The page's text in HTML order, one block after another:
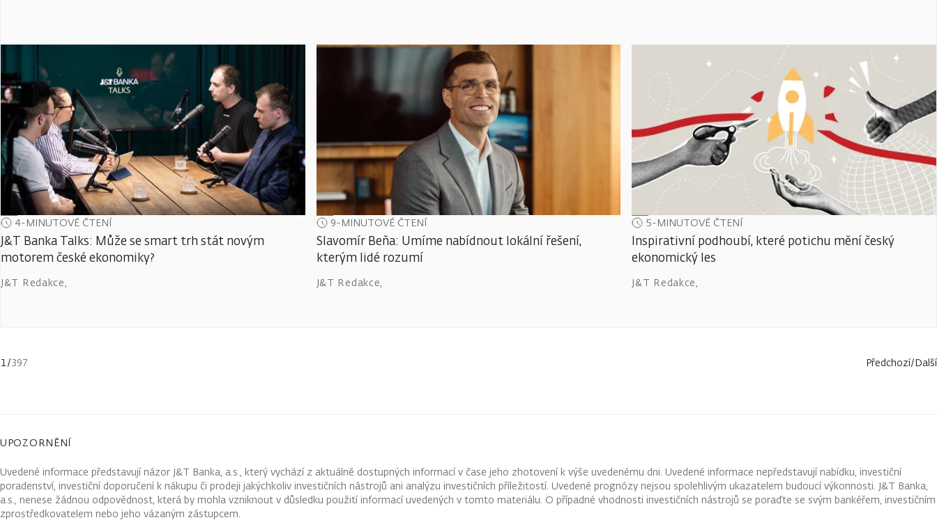
4-MINUTOVÉ ČTENÍ
J&T Banka Talks: Může se smart trh stát novým
motorem české ekonomiky?
J&T Redakce,
9-MINUTOVÉ ČTENÍ
Slavomír Beňa: Umíme nabídnout lokální řešení,
kterým lidé rozumí
J&T Redakce,
5-MINUTOVÉ ČTENÍ
Inspirativní podhoubí, které potichu mění český
ekonomický les
J&T Redakce,
1/397 Předchozí/Další
UPOZORNĚNÍ
Uvedené informace představují názor J&T Banka, a.s., který vychází z aktuálně dostupných informací v čase jeho zhotovení k výše uvedenému dni. Uvedené informace nepředstavují nabídku, investiční
poradenství, investiční doporučení k nákupu či prodeji jakýchkoliv investičních nástrojů ani analýzu investičních příležitostí. Uvedené prognózy nejsou spolehlivým ukazatelem budoucí výkonnosti. J&T Banka,
a.s., nenese žádnou odpovědnost, která by mohla vzniknout v důsledku použití informací uvedených v tomto materiálu. O případné vhodnosti investičních nástrojů se poraďte se svým bankéřem, investičním
zprostředkovatelem nebo jeho vázaným zástupcem.